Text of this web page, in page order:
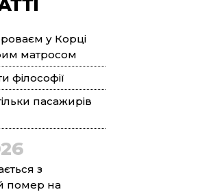
у Корці
матросом
філософії
пасажирів
з
помер на